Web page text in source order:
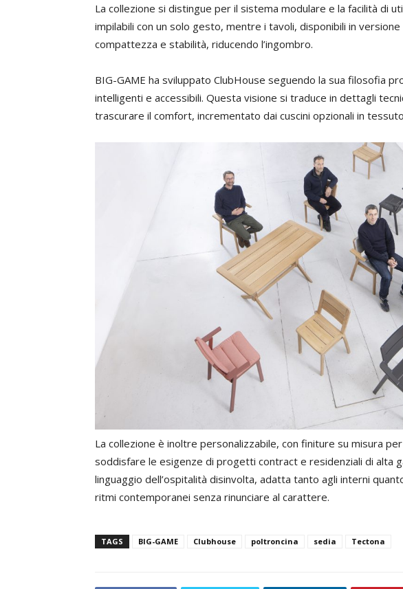
La collezione si distingue per il sistema modulare e la facilità di
impilabili con un solo gesto, mentre i tavoli, disponibili in
compattezza e stabilità, riducendo l’ingombro.
BIG-GAME ha sviluppato ClubHouse seguendo la sua filosofia
intelligenti e accessibili. Questa visione si traduce in dettagli
trascurare il comfort, incrementato dai cuscini opzionali in
La collezione è inoltre personalizzabile, con finiture su misura
soddisfare le esigenze di progetti contract e residenziali di alta
linguaggio dell’ospitalità disinvolta, adatta tanto agli interni
ritmi contemporanei senza rinunciare al carattere.
TAGS BIG-GAME Clubhouse poltroncina sedia Tectona